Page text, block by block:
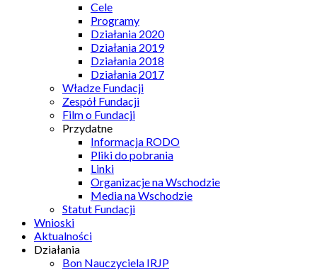
Cele
Programy
Działania 2020
Działania 2019
Działania 2018
Działania 2017
Władze Fundacji
Zespół Fundacji
Film o Fundacji
Przydatne
Informacja RODO
Pliki do pobrania
Linki
Organizacje na Wschodzie
Media na Wschodzie
Statut Fundacji
Wnioski
Aktualności
Działania
Bon Nauczyciela IRJP